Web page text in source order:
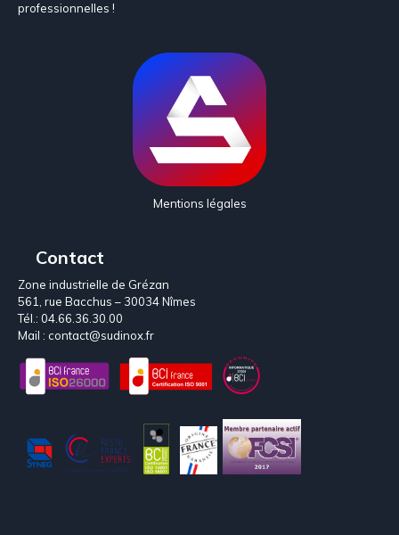
professionnelles !
Mentions légales
Contact
Zone industrielle de Grézan
561, rue Bacchus – 30034 Nîmes
Tél.: 04.66.36.30.00
Mail : contact@sudinox.fr